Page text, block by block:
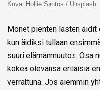
Kuva: Hollie Santos / Unsplash
Monet pienten lasten äidit
kun äidiksi tullaan
suuri elämänmuutos. Osa
kokea olevansa erilaisia
verrattuna. Jos aiemmin